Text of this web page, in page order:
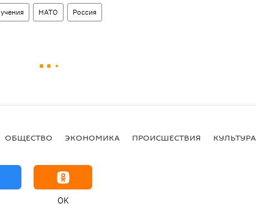
учения НАТО Россия
ОБЩЕСТВО ЭКОНОМИКА ПРОИСШЕСТВИЯ КУЛЬТУРА
OK